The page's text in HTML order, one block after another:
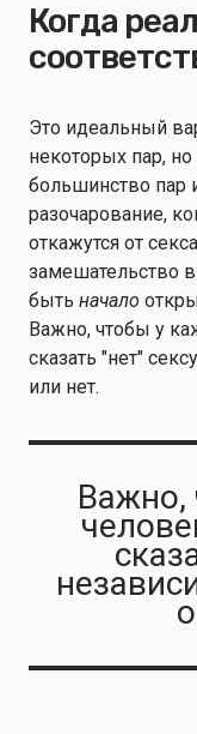
Когда
Это идеальный
некоторых пар,
большинство пар
разочарование,
откажутся от
замешательство
быть начало
Важно, чтобы у
сказать "нет"
или нет.
Важно,